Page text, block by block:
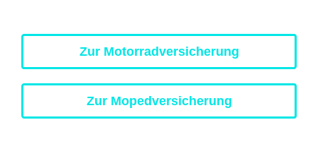
Zur Motorradversicherung
Zur Mopedversicherung